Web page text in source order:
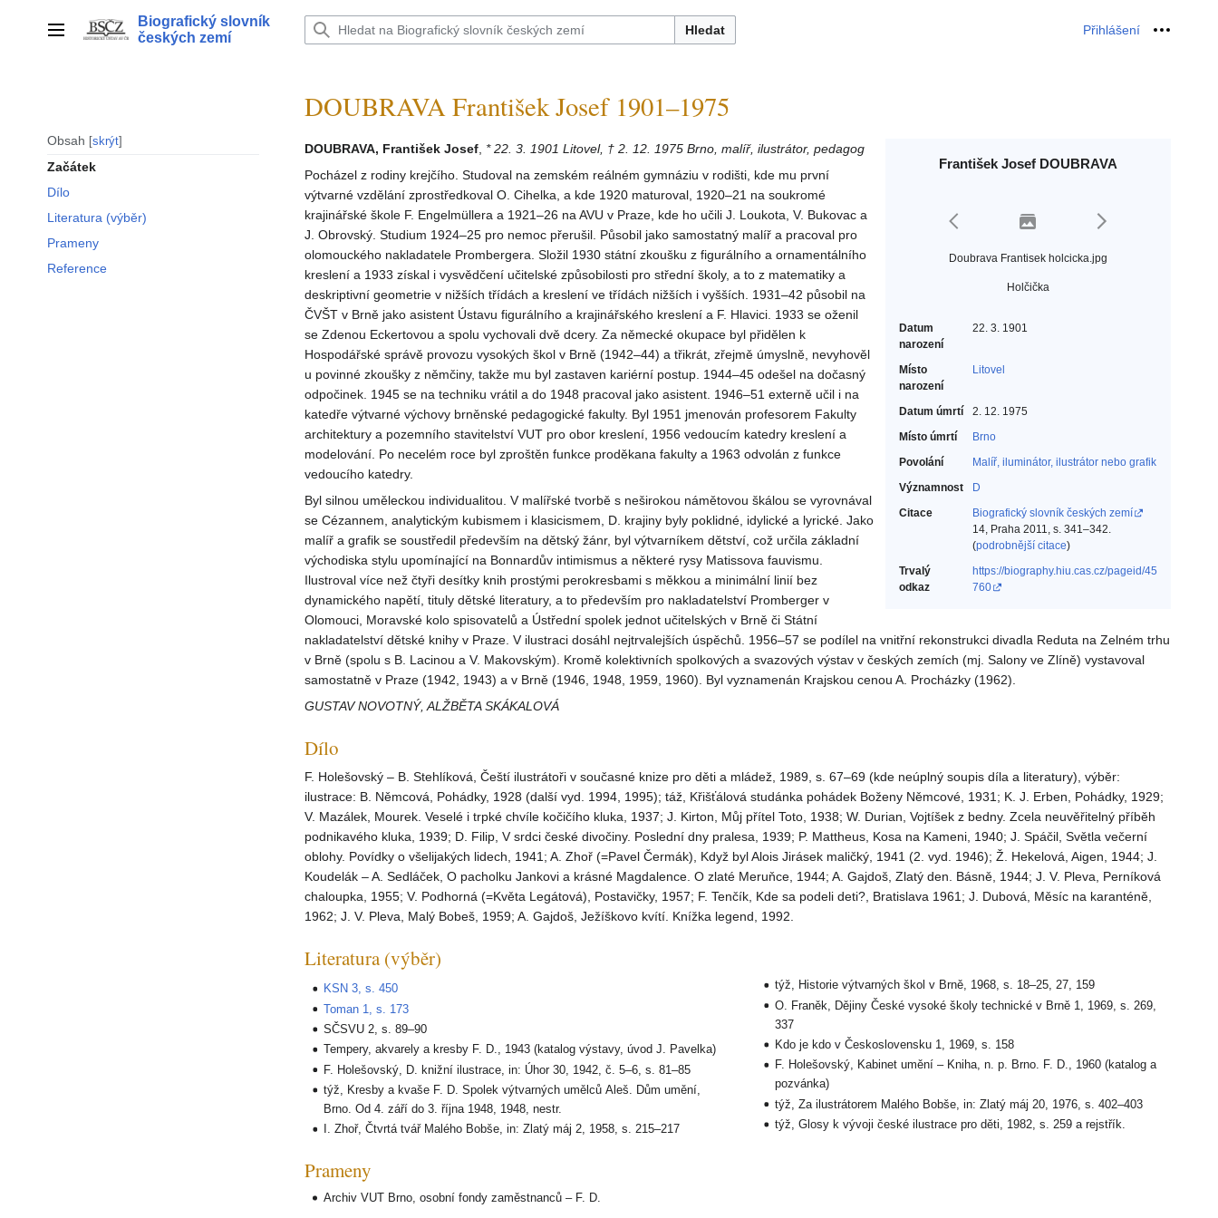
Hlavní menu
Biografický slovník
českých zemí
Hledat Přihlášení Osobní
Obsah skrýt
Začátek
Dílo
Literatura (výběr)
Prameny
Reference
DOUBRAVA František Josef 1901–1975
František Josef DOUBRAVA
Doubrava Frantisek holcicka.jpg
Holčička
Datum
narození
22. 3. 1901
Místo
narození
Litovel
Datum úmrtí
2. 12. 1975
Místo úmrtí
Brno
Povolání
Malíř, iluminátor, ilustrátor nebo grafik‎
Významnost
D
Citace
Biografický slovník českých zemí
14, Praha 2011, s. 341–342.
(podrobnější citace)
Trvalý
odkaz
https://biography.hiu.cas.cz/pageid/45
760
DOUBRAVA, František Josef * 22. 3. 1901 Litovel, † 2. 12. 1975 Brno, malíř, ilustrátor, pedagog
Pocházel z rodiny krejčího. Studoval na zemském reálném gymnáziu v rodišti, kde mu první
výtvarné vzdělání zprostředkoval O. Cihelka, a kde 1920 maturoval, 1920–21 na soukromé
krajinářské škole F. Engelmüllera a 1921–26 na AVU v Praze, kde ho učili J. Loukota, V. Bukovac a
J. Obrovský. Studium 1924–25 pro nemoc přerušil. Působil jako samostatný malíř a pracoval pro
olomouckého nakladatele Prombergera. Složil 1930 státní zkoušku z figurálního a ornamentálního
kreslení a 1933 získal i vysvědčení učitelské způsobilosti pro střední školy, a to z matematiky a
deskriptivní geometrie v nižších třídách a kreslení ve třídách nižších i vyšších. 1931–42 působil na
ČVŠT v Brně jako asistent Ústavu figurálního a krajinářského kreslení a F. Hlavici. 1933 se oženil
se Zdenou Eckertovou a spolu vychovali dvě dcery. Za německé okupace byl přidělen k
Hospodářské správě provozu vysokých škol v Brně (1942–44) a třikrát, zřejmě úmyslně, nevyhověl
u povinné zkoušky z němčiny, takže mu byl zastaven kariérní postup. 1944–45 odešel na dočasný
odpočinek. 1945 se na techniku vrátil a do 1948 pracoval jako asistent. 1946–51 externě učil i na
katedře výtvarné výchovy brněnské pedagogické fakulty. Byl 1951 jmenován profesorem Fakulty
architektury a pozemního stavitelství VUT pro obor kreslení, 1956 vedoucím katedry kreslení a
modelování. Po necelém roce byl zproštěn funkce proděkana fakulty a 1963 odvolán z funkce
vedoucího katedry.
Byl silnou uměleckou individualitou. V malířské tvorbě s neširokou námětovou škálou se vyrovnával
se Cézannem, analytickým kubismem i klasicismem, D. krajiny byly poklidné, idylické a lyrické. Jako
malíř a grafik se soustředil především na dětský žánr, byl výtvarníkem dětství, což určila základní
východiska stylu upomínající na Bonnardův intimismus a některé rysy Matissova fauvismu.
Ilustroval více než čtyři desítky knih prostými perokresbami s měkkou a minimální linií bez
dynamického napětí, tituly dětské literatury, a to především pro nakladatelství Promberger v
Olomouci, Moravské kolo spisovatelů a Ústřední spolek jednot učitelských v Brně či Státní
nakladatelství dětské knihy v Praze. V ilustraci dosáhl nejtrvalejších úspěchů. 1956–57 se podílel na vnitřní rekonstrukci divadla Reduta na Zelném trhu
v Brně (spolu s B. Lacinou a V. Makovským). Kromě kolektivních spolkových a svazových výstav v českých zemích (mj. Salony ve Zlíně) vystavoval
samostatně v Praze (1942, 1943) a v Brně (1946, 1948, 1959, 1960). Byl vyznamenán Krajskou cenou A. Procházky (1962).
GUSTAV NOVOTNÝ, ALŽBĚTA SKÁKALOVÁ
Dílo
F. Holešovský – B. Stehlíková, Čeští ilustrátoři v současné knize pro děti a mládež, 1989, s. 67–69 (kde neúplný soupis díla a literatury), výběr:
ilustrace: B. Němcová, Pohádky, 1928 (další vyd. 1994, 1995); táž, Křišťálová studánka pohádek Boženy Němcové, 1931; K. J. Erben, Pohádky, 1929;
V. Mazálek, Mourek. Veselé i trpké chvíle kočičího kluka, 1937; J. Kirton, Můj přítel Toto, 1938; W. Durian, Vojtíšek z bedny. Zcela neuvěřitelný příběh
podnikavého kluka, 1939; D. Filip, V srdci české divočiny. Poslední dny pralesa, 1939; P. Mattheus, Kosa na Kameni, 1940; J. Spáčil, Světla večerní
oblohy. Povídky o všelijakých lidech, 1941; A. Zhoř (=Pavel Čermák), Když byl Alois Jirásek maličký, 1941 (2. vyd. 1946); Ž. Hekelová, Aigen, 1944; J.
Koudelák – A. Sedláček, O pacholku Jankovi a krásné Magdalence. O zlaté Meruňce, 1944; A. Gajdoš, Zlatý den. Básně, 1944; J. V. Pleva, Perníková
chaloupka, 1955; V. Podhorná (=Květa Legátová), Postavičky, 1957; F. Tenčík, Kde sa podeli deti?, Bratislava 1961; J. Dubová, Měsíc na karanténě,
1962; J. V. Pleva, Malý Bobeš, 1959; A. Gajdoš, Ježíškovo kvítí. Knížka legend, 1992.
Literatura (výběr)
KSN 3, s. 450
Toman 1, s. 173
SČSVU 2, s. 89–90
Tempery, akvarely a kresby F. D., 1943 (katalog výstavy, úvod J. Pavelka)
F. Holešovský, D. knižní ilustrace, in: Úhor 30, 1942, č. 5–6, s. 81–85
týž, Kresby a kvaše F. D. Spolek výtvarných umělců Aleš. Dům umění,
Brno. Od 4. září do 3. října 1948, 1948, nestr.
I. Zhoř, Čtvrtá tvář Malého Bobše, in: Zlatý máj 2, 1958, s. 215–217
týž, Historie výtvarných škol v Brně, 1968, s. 18–25, 27, 159
O. Franěk, Dějiny České vysoké školy technické v Brně 1, 1969, s. 269,
337
Kdo je kdo v Československu 1, 1969, s. 158
F. Holešovský, Kabinet umění – Kniha, n. p. Brno. F. D., 1960 (katalog a
pozvánka)
týž, Za ilustrátorem Malého Bobše, in: Zlatý máj 20, 1976, s. 402–403
týž, Glosy k vývoji české ilustrace pro děti, 1982, s. 259 a rejstřík.
Prameny
Archiv VUT Brno, osobní fondy zaměstnanců – F. D.